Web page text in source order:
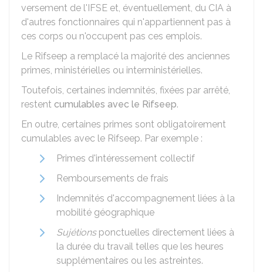
versement de l'IFSE et, éventuellement, du CIA à
d'autres fonctionnaires qui n'appartiennent pas à
ces corps ou n'occupent pas ces emplois.
Le Rifseep a remplacé la majorité des anciennes
primes, ministérielles ou interministérielles.
Toutefois, certaines indemnités, fixées par arrêté,
restent cumulables avec le Rifseep.
En outre, certaines primes sont obligatoirement
cumulables avec le Rifseep. Par exemple :
Primes d'intéressement collectif
Remboursements de frais
Indemnités d'accompagnement liées à la
mobilité géographique
Sujétionsponctuelles directement liées à
la durée du travail telles que les heures
supplémentaires ou les astreintes.